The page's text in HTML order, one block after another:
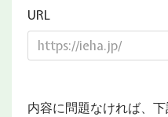
URL
内容に問題なければ、